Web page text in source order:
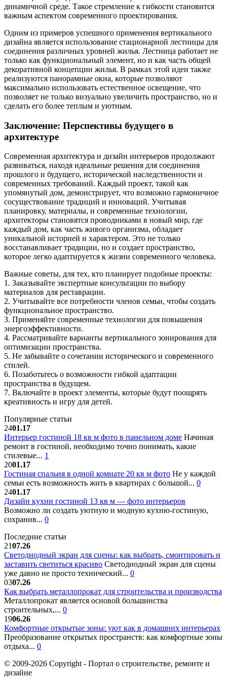
динамичной среде. Такое стремление к гибкости становится
важным аспектом современного проектирования.
Одним из примеров успешного применения вертикального
дизайна является использование стационарной лестницы для
соединения различных уровней жилья. Лестница работает не
только как функциональный элемент, но и как часть общей
декоративной концепции жилья. В рамках этой идеи также
реализуются панорамные окна, которые позволяют
максимально использовать естественное освещение, что
позволяет не только визуально увеличить пространство, но и
сделать его более теплым и уютным.
Заключение: Перспективы будущего в
архитектуре
Современная архитектура и дизайн интерьеров продолжают
развиваться, находя идеальные решения для соединения
прошлого и будущего, исторической наследственности и
современных требований. Каждый проект, такой как
упомянутый дом, демонстрирует, что возможно гармоничное
сосуществование традиций и инноваций. Учитывая
планировку, материалы, и современные технологии,
архитекторы становятся проводниками в новый мир, где
каждый дом, как часть живого организма, обладает
уникальной историей и характером. Это не только
восстанавливает традиции, но и создает пространство,
которое легко адаптируется к жизни современного человека.
Важные советы, для тех, кто планирует подобные проекты:
1. Заказывайте экспертные консультации по выбору
материалов для реставрации.
2. Учитывайте все потребности членов семьи, чтобы создать
функциональное пространство.
3. Применяйте современные технологии для повышения
энергоэффективности.
4. Рассматривайте варианты вертикального зонирования для
оптимизации пространства.
5. Не забывайте о сочетании исторического и современного
стилей.
6. Позаботьтесь о возможности гибкой адаптации
пространства в будущем.
7. Включайте в проект элементы, которые будут поощрять
креативность и игру для детей.
Популярные статьи
2401.17
Интерьер гостиной 18 кв м фото в панельном доме Начиная
ремонт в гостиной, необходимо точно понимать, какие
стилевые... 1
2001.17
Гостиная спальня в одной комнате 20 кв м фото Не у каждой
семьи есть возможность жить в квартирах с большой... 0
2401.17
Дизайн кухни гостиной 13 кв м — фото интерьеров
Возможно ли создать уютную и модную кухню-гостиную,
сохранив... 0
Последние статьи
2107.26
Светодиодный экран для сцены: как выбрать, смонтировать и
заставить светиться красиво Светодиодный экран для сцены
уже давно не просто технический... 0
0307.26
Как выбрать металлопрокат для строительства и производства
Металлопрокат является основой большинства
строительных,... 0
1906.26
Комфортные открытые зоны: уют как в домашних интерьерах
Преобразование открытых пространств: как комфортные зоны
отдыха... 0
© 2009-2026 Copyright - Портал о строительстве, ремонте и
дизайне